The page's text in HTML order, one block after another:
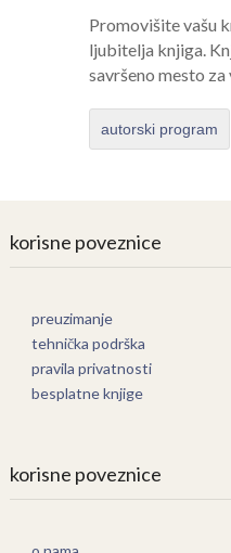
Promovišite vašu
ljubitelja knjiga.
savršeno mesto za
autorski program
korisne poveznice
preuzimanje
tehnička podrška
pravila privatnosti
besplatne knjige
korisne poveznice